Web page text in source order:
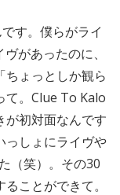
す。僕らがライ
があったのに、
ちょっとしか観ら
て。Clue To Kalo
が初対面なんです
っしょにライヴや
（笑）。その30
ことができて。